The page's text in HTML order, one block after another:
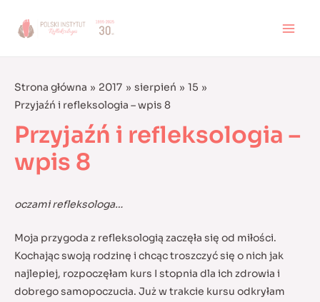
Strona główna 2017 sierpień
15
Przyjaźń i refleksologia – wpis 8
Przyjaźń i refleksologia –
wpis 8
oczami refleksologa…
Moja przygoda z refleksologią zaczęła się od miłości.
Kochając swoją rodzinę i chcąc troszczyć się o nich jak
najlepiej, rozpoczęłam kurs I stopnia dla ich zdrowia i
dobrego samopoczucia. Już w trakcie kursu odkryłam